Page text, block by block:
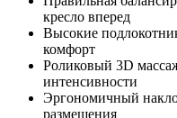
кресло вперед
Высокие
комфорт
Роликовый 3D
интенсивности
Эргономичный
размещения